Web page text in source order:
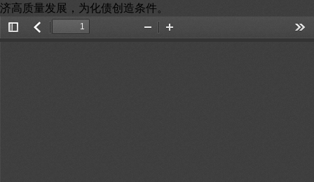
济高质量发展，为化债创造条件。
Toggle返
Zoom